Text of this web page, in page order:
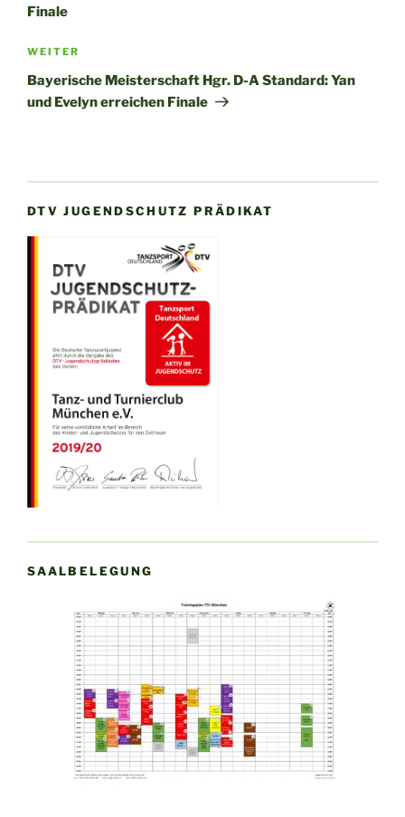
Finale
Nächster
Beitrag
WEITER
Bayerische Meisterschaft Hgr. D-A Standard: Yan
und Evelyn erreichen Finale
DTV JUGENDSCHUTZ PRÄDIKAT
SAALBELEGUNG